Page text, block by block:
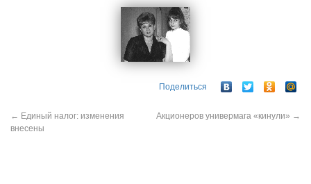
Поделиться
← Единый налог: изменения
внесены
Акционеров универмага «кинули» →